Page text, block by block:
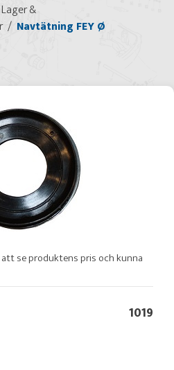
Lager &
Navtätning FEY Ø
se produktens pris och kunna
1019